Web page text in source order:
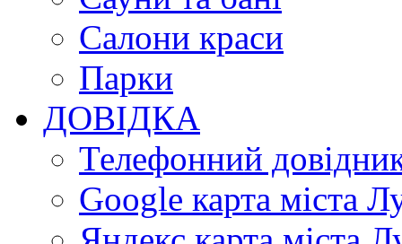
Салони краси
Парки
ДОВІДКА
Телефонний
Google карта міста